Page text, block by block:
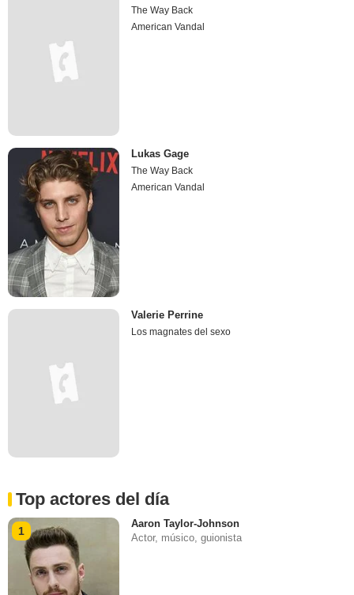
The Way Back
American Vandal
Lukas Gage
The Way Back
American Vandal
Valerie Perrine
Los magnates del sexo
Top actores del día
1
Aaron Taylor-Johnson
Actor, músico, guionista